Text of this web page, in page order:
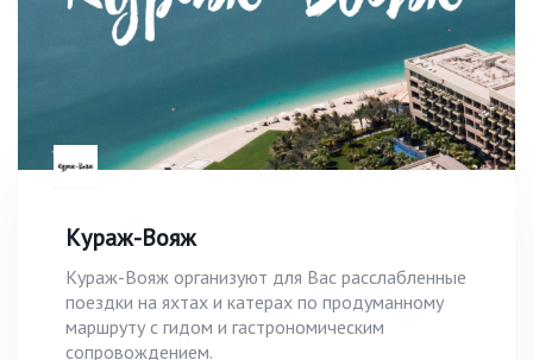
Кураж-Вояж
Кураж-Вояж организуют для Вас расслабленные
поездки на яхтах и катерах по продуманному
маршруту с гидом и гастрономическим
сопровождением.